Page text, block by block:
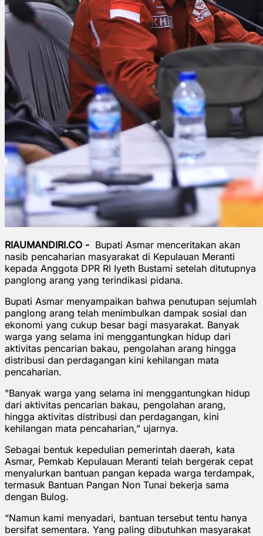
RIAUMANDIRI.CO - Bupati Asmar menceritakan akan
nasib pencaharian masyarakat di Kepulauan Meranti
kepada Anggota DPR RI Iyeth Bustami setelah ditutupnya
panglong arang yang terindikasi pidana.
Bupati Asmar menyampaikan bahwa penutupan sejumlah
panglong arang telah menimbulkan dampak sosial dan
ekonomi yang cukup besar bagi masyarakat. Banyak
warga yang selama ini menggantungkan hidup dari
aktivitas pencarian bakau, pengolahan arang hingga
distribusi dan perdagangan kini kehilangan mata
pencaharian.
"Banyak warga yang selama ini menggantungkan hidup
dari aktivitas pencarian bakau, pengolahan arang,
hingga aktivitas distribusi dan perdagangan, kini
kehilangan mata pencaharian,” ujarnya.
Sebagai bentuk kepedulian pemerintah daerah, kata
Asmar, Pemkab Kepulauan Meranti telah bergerak cepat
menyalurkan bantuan pangan kepada warga terdampak,
termasuk Bantuan Pangan Non Tunai bekerja sama
dengan Bulog.
“Namun kami menyadari, bantuan tersebut tentu hanya
bersifat sementara. Yang paling dibutuhkan masyarakat